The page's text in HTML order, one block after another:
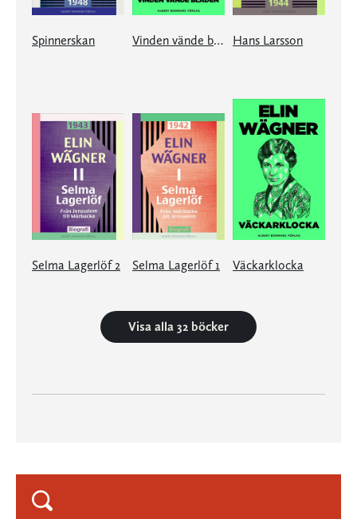
Spinnerskan Vinden vände bladen Hans Larsson
Selma Lagerlöf 2 Selma Lagerlöf 1 Väckarklocka
Visa alla 32 böcker